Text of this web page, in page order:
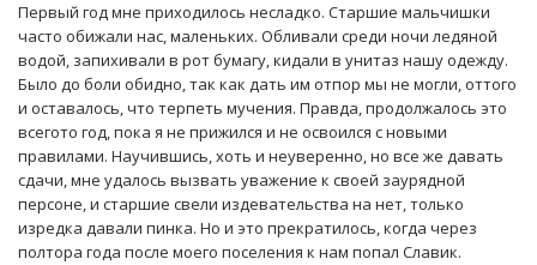
Первый год мне приходилось несладко. Старшие мальчишки
часто обижали нас, маленьких. Обливали среди ночи ледяной
водой, запихивали в рот бумагу, кидали в унитаз нашу одежду.
Было до боли обидно, так как дать им отпор мы не могли, оттого
и оставалось, что терпеть мучения. Правда, продолжалось это
всегото год, пока я не прижился и не освоился с новыми
правилами. Научившись, хоть и неуверенно, но все же давать
сдачи, мне удалось вызвать уважение к своей заурядной
персоне, и старшие свели издевательства на нет, только
изредка давали пинка. Но и это прекратилось, когда через
полтора года после моего поселения к нам попал Славик.